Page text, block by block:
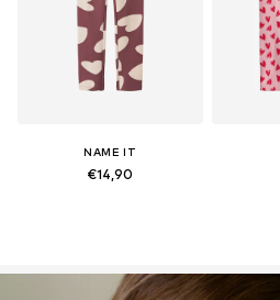
NAME IT
€14,90